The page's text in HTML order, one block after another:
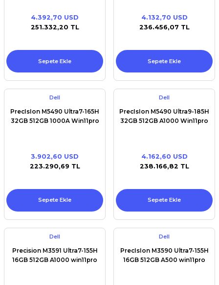
4.392,70 USD
251.332,20 TL
Sepete Ekle
4.132,70 USD
236.456,07 TL
Sepete Ekle
Dell
PrecIsIon M5490 Ultra7-165H
32GB 512GB 1000A Win11pro
3.902,60 USD
223.290,69 TL
Sepete Ekle
Dell
PrecIsIon M5490 Ultra9-185H
32GB 512GB A1000 Win11pro
4.162,60 USD
238.166,82 TL
Sepete Ekle
Dell
Precision M3591 Ultra7-155H
16GB 512GB A1000 win11pro
Dell
PrecIsIon M3590 Ultra7-155H
16GB 512GB A500 win11pro